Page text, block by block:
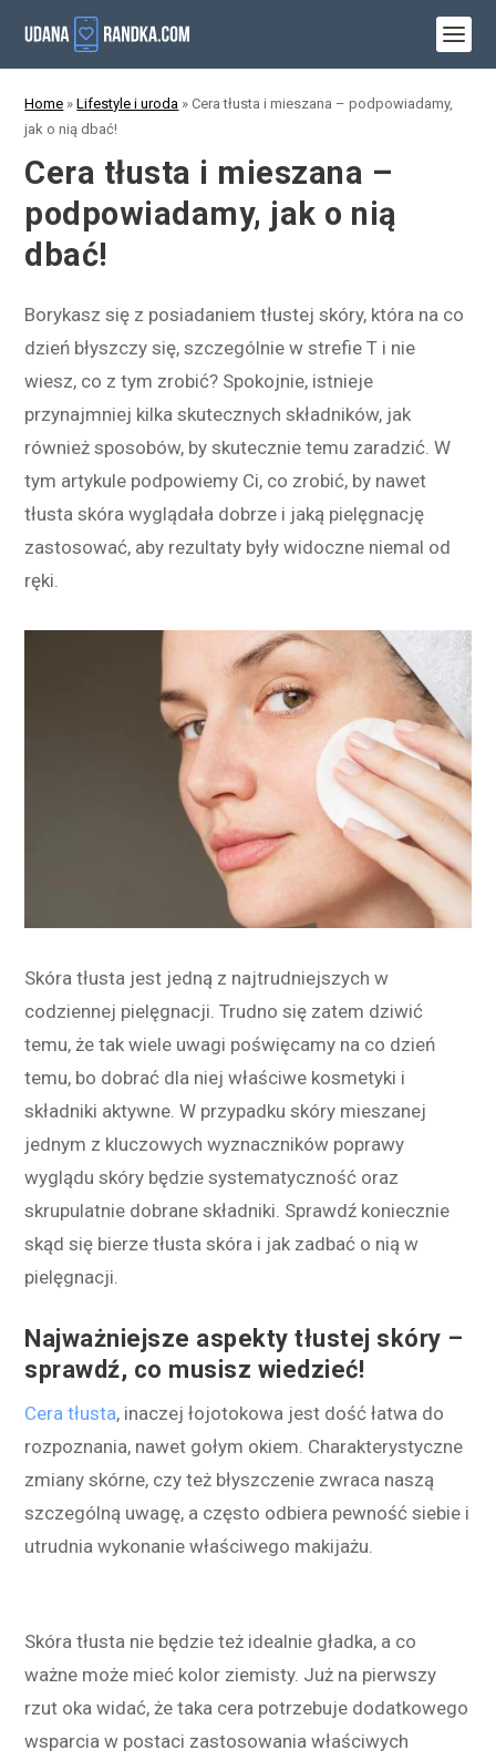
Home »Lifestyle i uroda »Cera tłusta i mieszana – podpowiadamy,
jak o nią dbać!
Cera tłusta i mieszana –
podpowiadamy, jak o nią
dbać!
Borykasz się z posiadaniem tłustej skóry, która na co
dzień błyszczy się, szczególnie w strefie T i nie
wiesz, co z tym zrobić? Spokojnie, istnieje
przynajmniej kilka skutecznych składników, jak
również sposobów, by skutecznie temu zaradzić. W
tym artykule podpowiemy Ci, co zrobić, by nawet
tłusta skóra wyglądała dobrze i jaką pielęgnację
zastosować, aby rezultaty były widoczne niemal od
ręki.
Skóra tłusta jest jedną z najtrudniejszych w
codziennej pielęgnacji. Trudno się zatem dziwić
temu, że tak wiele uwagi poświęcamy na co dzień
temu, bo dobrać dla niej właściwe kosmetyki i
składniki aktywne. W przypadku skóry mieszanej
jednym z kluczowych wyznaczników poprawy
wyglądu skóry będzie systematyczność oraz
skrupulatnie dobrane składniki. Sprawdź koniecznie
skąd się bierze tłusta skóra i jak zadbać o nią w
pielęgnacji.
Najważniejsze aspekty tłustej skóry –
sprawdź, co musisz wiedzieć!
Cera tłusta, inaczej łojotokowa jest dość łatwa do
rozpoznania, nawet gołym okiem. Charakterystyczne
zmiany skórne, czy też błyszczenie zwraca naszą
szczególną uwagę, a często odbiera pewność siebie i
utrudnia wykonanie właściwego makijażu.
Skóra tłusta nie będzie też idealnie gładka, a co
ważne może mieć kolor ziemisty. Już na pierwszy
rzut oka widać, że taka cera potrzebuje dodatkowego
wsparcia w postaci zastosowania właściwych